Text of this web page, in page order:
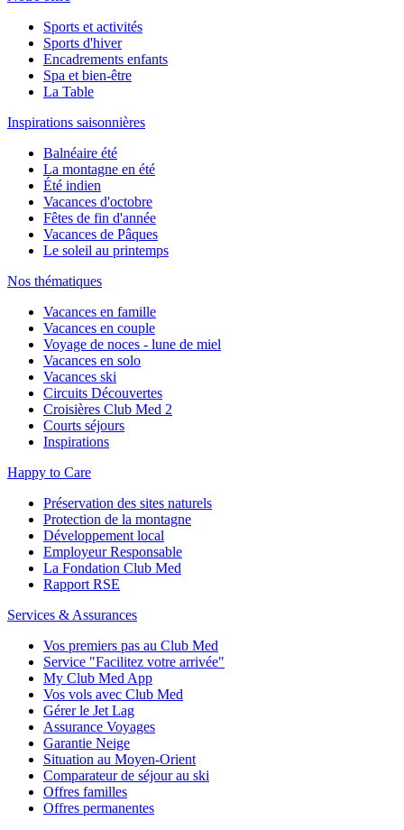
Sports et activités
Sports d'hiver
Encadrements enfants
Spa et bien-être
La Table
Inspirations saisonnières
Balnéaire été
La montagne en été
Été indien
Vacances d'octobre
Fêtes de fin d'année
Vacances de Pâques
Le soleil au printemps
Nos thématiques
Vacances en famille
Vacances en couple
Voyage de noces - lune de miel
Vacances en solo
Vacances ski
Circuits Découvertes
Croisières Club Med 2
Courts séjours
Inspirations
Happy to Care
Préservation des sites naturels
Protection de la montagne
Développement local
Employeur Responsable
La Fondation Club Med
Rapport RSE
Services & Assurances
Vos premiers pas au Club Med
Service "Facilitez votre arrivée"
My Club Med App
Vos vols avec Club Med
Gérer le Jet Lag
Assurance Voyages
Garantie Neige
Situation au Moyen-Orient
Comparateur de séjour au ski
Offres familles
Offres permanentes